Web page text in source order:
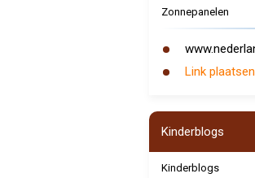
Zonnepanelen
Link plaatsen
Kinderblogs
Kinderblogs